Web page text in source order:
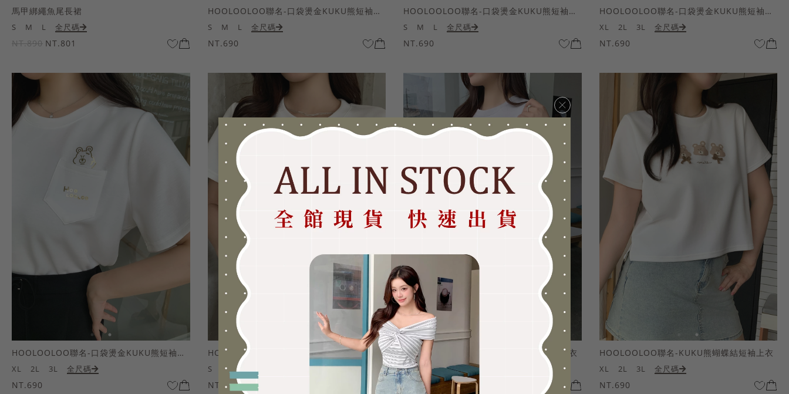
×
馬甲綁繩魚尾長裙
S M L 全尺碼
NT.890 NT.801
HOOLOOLOO聯名-口袋燙金KUKU熊短袖上衣
S M L 全尺碼
NT.690
HOOLOOLOO聯名-口袋燙金KUKU熊短袖上衣
S M L 全尺碼
NT.690
HOOLOOLOO聯名-口袋燙金KUKU熊短袖上衣
XL 2L 3L 全尺碼
NT.690
HOOLOOLOO聯名-口袋燙金KUKU熊短袖上衣
XL 2L 3L 全尺碼
NT.690
HOOLOOLOO聯名-KUKU熊蝴蝶結短袖上衣
S M L 全尺碼
NT.690
HOOLOOLOO聯名-KUKU熊蝴蝶結短袖上衣
S M L 全尺碼
NT.690
HOOLOOLOO聯名-KUKU熊蝴蝶結短袖上衣
XL 2L 3L 全尺碼
NT.690